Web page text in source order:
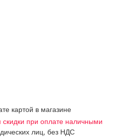
картой в магазине
при оплате наличными
лиц, без НДС